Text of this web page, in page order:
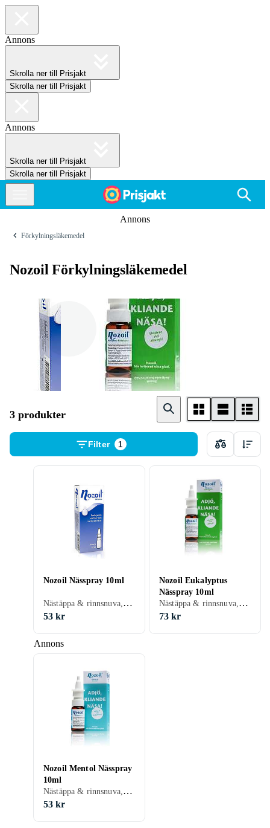
Annons
Skrolla ner till Prisjakt
Skrolla ner till Prisjakt
Annons
Skrolla ner till Prisjakt
Skrolla ner till Prisjakt
Annons
Förkylningsläkemedel
Nozoil Förkylningsläkemedel
Nästäppa &
rinnsnuva
Bihåleinflamma
tion
3 produkter
Filter 1
Annons
Nozoil Nässpray 10ml
Nästäppa & rinnsnuva, Nässpray
53 kr
Nozoil Eukalyptus
Nässpray 10ml
Nästäppa & rinnsnuva, Bihåleinflammation, Nässpray
73 kr
Nozoil Mentol Nässpray
10ml
Nästäppa & rinnsnuva, Nässpray
53 kr